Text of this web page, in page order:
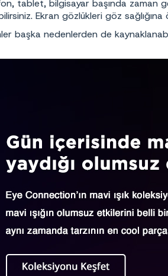
tablet, bilgisayar başında zaman
Ekran gözlükleri göz
başka nedenlerden de